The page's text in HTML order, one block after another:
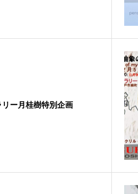
ー月桂樹特別企画